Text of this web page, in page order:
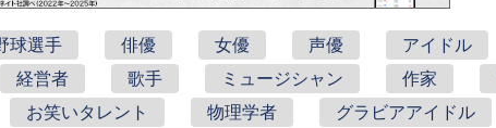
球選手 俳優 女優 声優 アイドル
経営者 歌手 ミュージシャン 作家
お笑いタレント 物理学者 グラビアアイドル